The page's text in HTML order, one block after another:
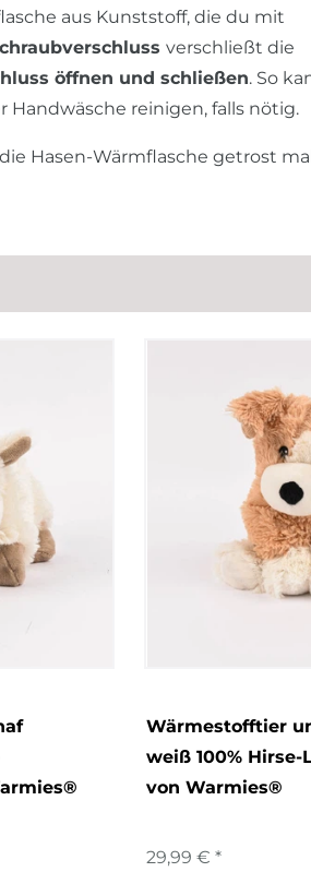
aus Kunststoff, die du mit
verschließt die
öffnen und schließen. So
reinigen, falls nötig.
Hasen-Wärmflasche getrost mal
Wärmestofftier
weiß 100%
von Warmies®
29,99 € *